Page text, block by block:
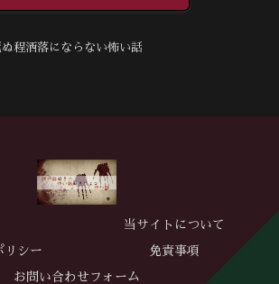
ぬ程洒落にならない怖い話
当サイトについて
リシー 免責事項
お問い合わせフォーム